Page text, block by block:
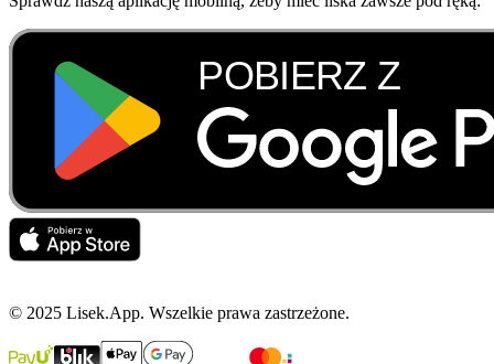
© 2025 Lisek.App. Wszelkie prawa zastrzeżone.